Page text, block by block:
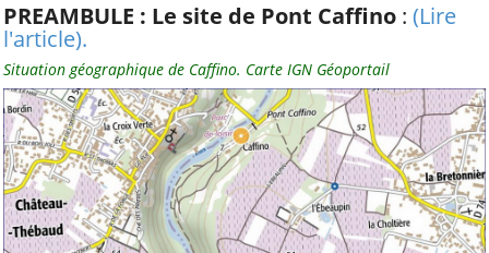
«juillet 2026
lun. mar.mer.
1
2 3 4
5
6
7 8 9 10 11
12
13 14 15 16 17 18
19
20 21 22 23 24 25
26
27 28 29 30 31
Autres rubriques
PREAMBULE : Le site de Pont Caffino: (Lire
l'article).
Situation géographique de Caffino. Carte IGN Géoportail